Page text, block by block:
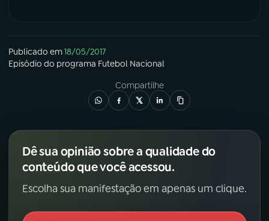
Publicado em18/05/2017
Episódio do programa Futebol Nacional
Compartilhe
Dê sua opinião sobre a qualidade do
conteúdo que você acessou.
Escolha sua manifestação em apenas um clique.